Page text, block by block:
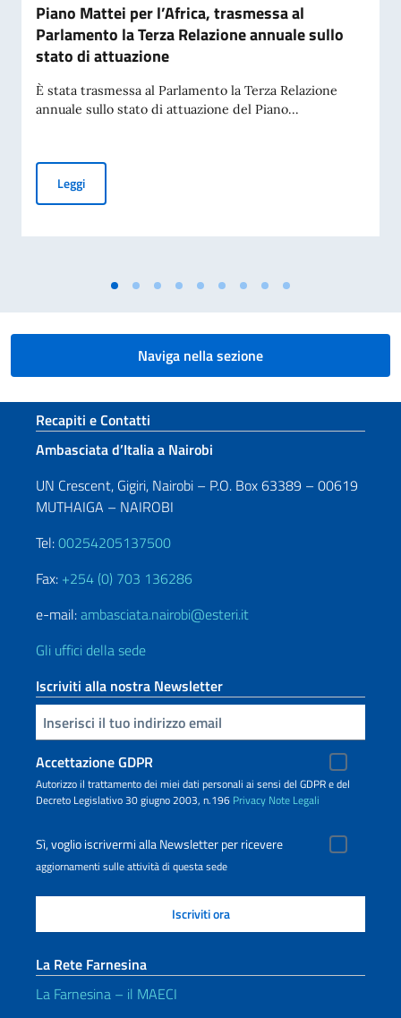
Piano Mattei per l’Africa, trasmessa al
Parlamento la Terza Relazione annuale sullo
stato di attuazione
È stata trasmessa al Parlamento la Terza Relazione
annuale sullo stato di attuazione del Piano...
LeggiPiano Mattei per l’Africa, trasmessa al Parlamento la
Naviga nella sezione
Sezione footer
Recapiti e Contatti
Ambasciata d’Italia a Nairobi
UN Crescent, Gigiri, Nairobi – P.O. Box 63389 – 00619
MUTHAIGA – NAIROBI
Tel:00254205137500
Fax: +254 (0) 703 136286
e-mail:ambasciata.nairobi@esteri.it
Gli uffici della sede
Iscriviti alla nostra Newsletter
Inserisci la tua email
Accettazione GDPR
Autorizzo il trattamento dei miei dati personali ai sensi del GDPR e del
Decreto Legislativo 30 giugno 2003, n.196 Privacy Note Legali
Sì, voglio iscrivermi alla Newsletter per ricevere
aggiornamenti sulle attività di questa sede
La Rete Farnesina
La Farnesina – il MAECI